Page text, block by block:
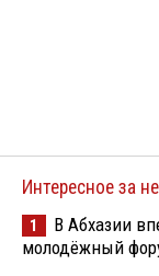
Интересное за
1
В Абхазии
молодёжный